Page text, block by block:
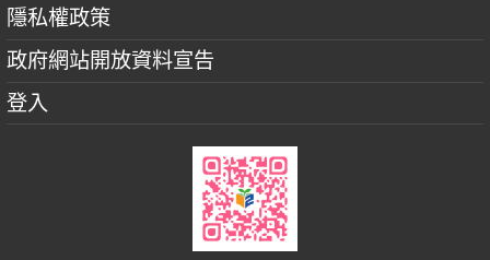
隱私權政策
政府網站開放資料宣告
登入